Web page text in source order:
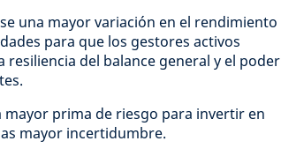
una mayor variación en el rendimiento
para que los gestores activos
del balance general y el poder
prima de riesgo para invertir en
mayor incertidumbre.